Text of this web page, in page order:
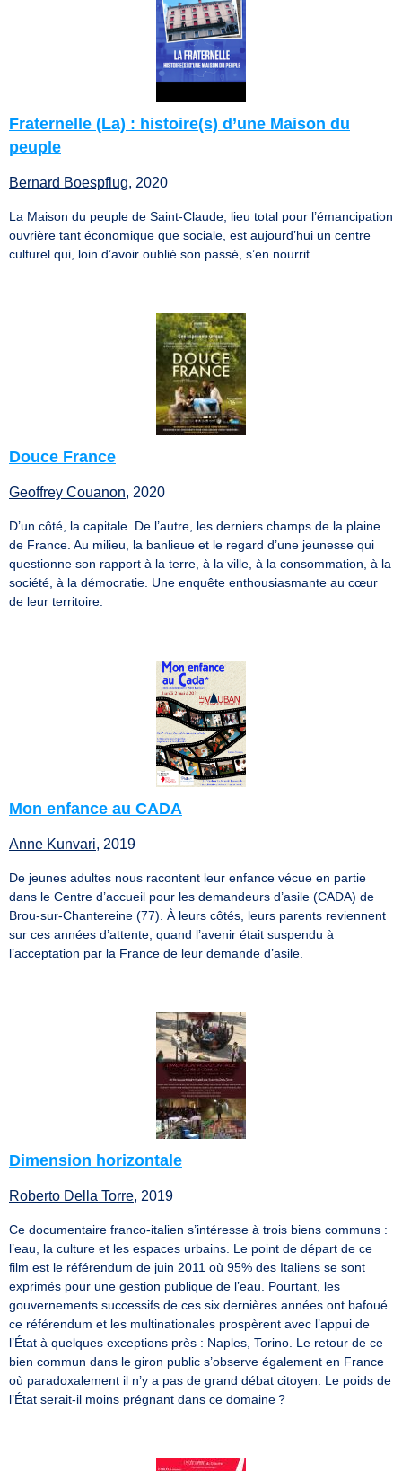
Fraternelle (La) : histoire(s) d’une Maison du
peuple
Bernard Boespflug, 2020
La Maison du peuple de Saint-Claude, lieu total pour l’émancipation
ouvrière tant économique que sociale, est aujourd’hui un centre
culturel qui, loin d’avoir oublié son passé, s’en nourrit.
Douce France
Geoffrey Couanon, 2020
D’un côté, la capitale. De l’autre, les derniers champs de la plaine
de France. Au milieu, la banlieue et le regard d’une jeunesse qui
questionne son rapport à la terre, à la ville, à la consommation, à la
société, à la démocratie. Une enquête enthousiasmante au cœur
de leur territoire.
Mon enfance au CADA
Anne Kunvari, 2019
De jeunes adultes nous racontent leur enfance vécue en partie
dans le Centre d’accueil pour les demandeurs d’asile (CADA) de
Brou-sur-Chantereine (77). À leurs côtés, leurs parents reviennent
sur ces années d’attente, quand l’avenir était suspendu à
l’acceptation par la France de leur demande d’asile.
Dimension horizontale
Roberto Della Torre, 2019
Ce documentaire franco-italien s’intéresse à trois biens communs :
l’eau, la culture et les espaces urbains. Le point de départ de ce
film est le référendum de juin 2011 où 95% des Italiens se sont
exprimés pour une gestion publique de l’eau. Pourtant, les
gouvernements successifs de ces six dernières années ont bafoué
ce référendum et les multinationales prospèrent avec l’appui de
l’État à quelques exceptions près : Naples, Torino. Le retour de ce
bien commun dans le giron public s’observe également en France
où paradoxalement il n’y a pas de grand débat citoyen. Le poids de
l’État serait-il moins prégnant dans ce domaine ?